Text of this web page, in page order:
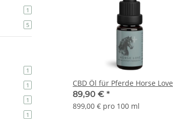
CBD Öl für Pferde Horse Love
89,90 € *
899,00 € pro 100 ml
1
5
1
1
1
1